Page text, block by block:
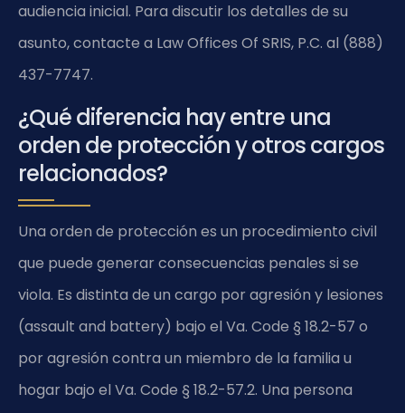
audiencia inicial. Para discutir los detalles de su
asunto, contacte a Law Offices Of SRIS, P.C. al (888)
437-7747.
¿Qué diferencia hay entre una
orden de protección y otros cargos
relacionados?
Una orden de protección es un procedimiento civil
que puede generar consecuencias penales si se
viola. Es distinta de un cargo por agresión y lesiones
(assault and battery) bajo el Va. Code § 18.2-57 o
por agresión contra un miembro de la familia u
hogar bajo el Va. Code § 18.2-57.2. Una persona